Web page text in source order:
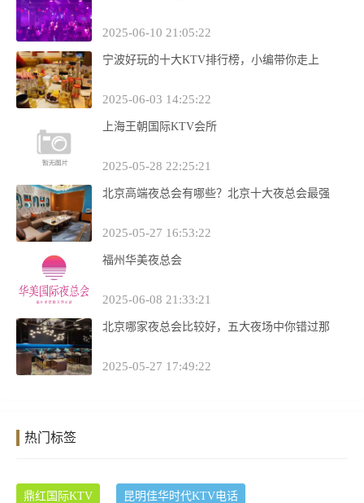
2025-06-10 21:05:22
宁波好玩的十大KTV排行榜，小编带你走上
2025-06-03 14:25:22
上海王朝国际KTV会所
2025-05-28 22:25:21
北京高端夜总会有哪些？北京十大夜总会最强
2025-05-27 16:53:22
福州华美夜总会
2025-06-08 21:33:21
北京哪家夜总会比较好，五大夜场中你错过那
2025-05-27 17:49:22
热门标签
鼎红国际KTV 昆明佳华时代KTV电话